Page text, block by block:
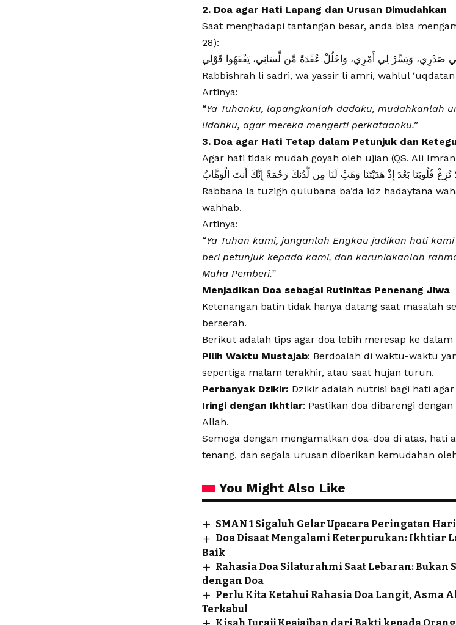
2. Doa agar Hati Lapang dan Urusan Dimudahkan
​Saat menghadapi tantangan besar, anda bisa
28):
صَدْرِي، وَيَسِّرْ لِي أَمْرِي، وَاحْلُلْ عُقْدَةً مِّن لِّسَانِي، يَفْقَهُوا قَوْلِي
​Rabbishrah li sadri, wa yassir li amri, wahlul
​Artinya:
“Ya Tuhanku, lapangkanlah dadaku, mudahkanlah
lidahku, agar mereka mengerti perkataanku.”
3. Doa agar Hati Tetap dalam Petunjuk dan
​Agar hati tidak mudah goyah oleh ujian (QS. Ali
تُزِغْ قُلُوبَنَا بَعْدَ إِذْ هَدَيْتَنَا وَهَبْ لَنَا مِن لَّدُنكَ رَحْمَةً إِنَّكَ أَنتَ الْوَهَّابُ
​Rabbana la tuzigh qulubana ba‘da idz hadaytana
wahhab.
​Artinya:
“Ya Tuhan kami, janganlah Engkau jadikan hati
beri petunjuk kepada kami, dan karuniakanlah
Maha Pemberi.”
Menjadikan Doa sebagai Rutinitas Penenang Jiwa
Ketenangan batin tidak hanya datang saat masalah
berserah.
Berikut adalah tips agar doa lebih meresap ke dalam
Pilih Waktu Mustajab: Berdoalah di waktu-waktu
sepertiga malam terakhir, atau saat hujan turun.
​Perbanyak Dzikir: Dzikir adalah nutrisi bagi hati
​Iringi dengan Ikhtiar: Pastikan doa dibarengi
Allah.
Semoga dengan mengamalkan doa-doa di atas, hati
tenang, dan segala urusan diberikan kemudahan
You Might Also Like
SMAN 1 Sigaluh Gelar Upacara Peringatan
Doa Disaat Mengalami Keterpurukan: Ikhtiar
Baik
Rahasia Doa Silaturahmi Saat Lebaran: Bukan
dengan Doa
Perlu Kita Ketahui Rahasia Doa Langit, Asma
Terkabul